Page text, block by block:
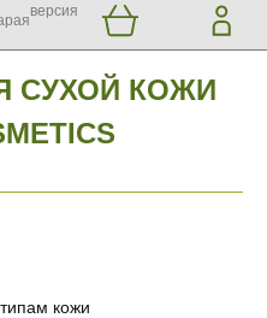
версия
СУХОЙ КОЖИ
кожи